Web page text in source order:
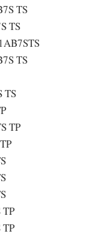
TS
TS
TS
TS
TP